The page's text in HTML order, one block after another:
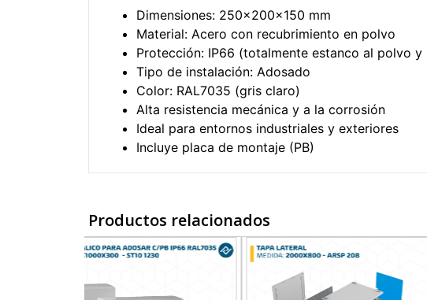
Dimensiones: 250x200x150 mm
Material: Acero con recubrimiento en polvo
Protección: IP66 (totalmente estanco al polvo
Tipo de instalación: Adosado
Color: RAL7035 (gris claro)
Alta resistencia mecánica y a la corrosión
Ideal para entornos industriales y exteriores
Incluye placa de montaje (PB)
Productos relacionados